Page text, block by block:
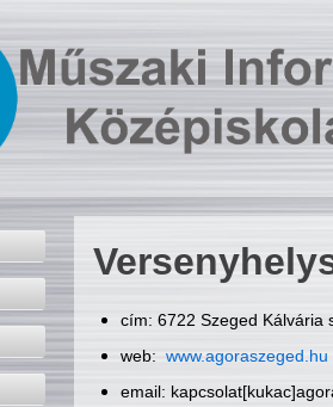
cím: 6722 Szeged Kálvária
web: www.agoraszeged.hu
email: